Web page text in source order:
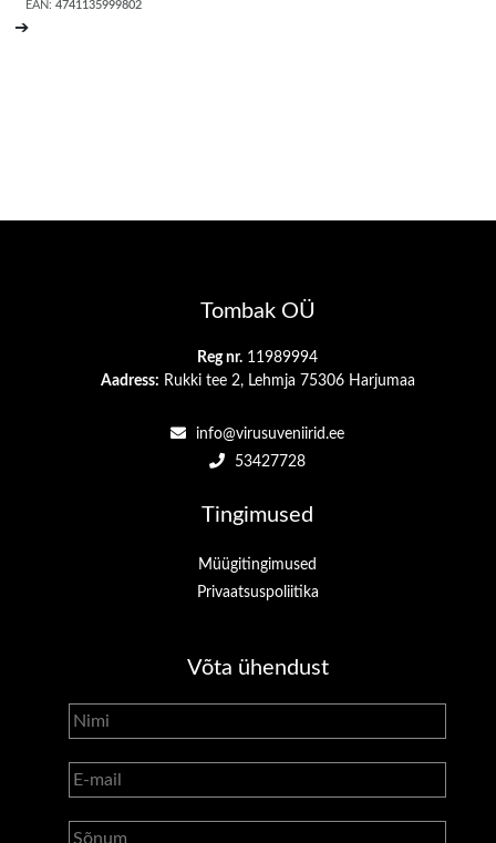
EAN:4741135999802
➔
Tombak OÜ
Reg nr. 11989994
Aadress: Rukki tee 2, Lehmja 75306 Harjumaa
info@virusuveniirid.ee
53427728
Tingimused
Müügitingimused
Privaatsuspoliitika
Võta ühendust